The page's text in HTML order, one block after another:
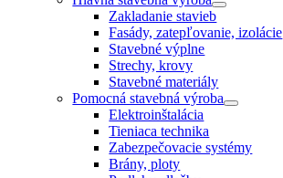
Zakladanie stavieb
Fasády, zatepľovanie, izolácie
Stavebné výplne
Strechy, krovy
Stavebné materiály
Pomocná stavebná výroba
Elektroinštalácia
Tieniaca technika
Zabezpečovacie systémy
Brány, ploty